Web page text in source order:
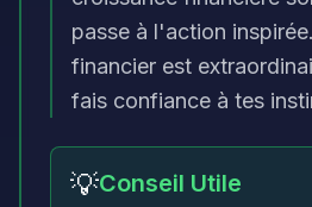
passe à l'action
financier est
fais confiance à tes
💡Conseil Utile